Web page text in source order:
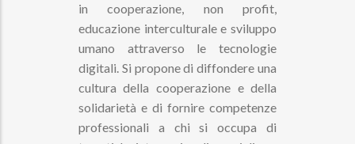
in cooperazione, non profit,
educazione interculturale e sviluppo
umano attraverso le tecnologie
digitali. Si propone di diffondere una
cultura della cooperazione e della
solidarietà e di fornire competenze
professionali a chi si occupa di